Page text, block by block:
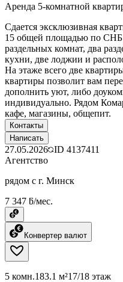
Аренда 5-комнатной
Сдается эксклюзивная
15 общей площадью по СНБ
раздельных комнат, два
кухни, две лоджии и
На этаже всего две
квартиры позволит вам
дополнить уют, либо
индивидуально. Рядом
кафе, магазины, общепит.
Контакты
Написать
27.05.2026 ID 4137411
Агентство
рядом с г. Минск
7 347 ƃ/мес.
Конвертер валют
5 комн.183.1 м²17/18 этаж